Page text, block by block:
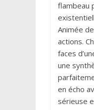
flambeau
Animée
actions.
faces
une
en écho
sérieuse